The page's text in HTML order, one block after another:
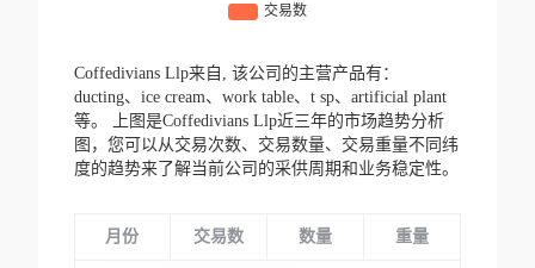
Coffedivians Llp来自, 该公司的主营产品有：
ducting、ice cream、work table、t sp、artificial plant
等。
上图是Coffedivians Llp近三年的市场趋势分析
图，您可以从交易次数、交易数量、交易重量不同纬
度的趋势来了解当前公司的采供周期和业务稳定性。
月份 交易数 数量 重量